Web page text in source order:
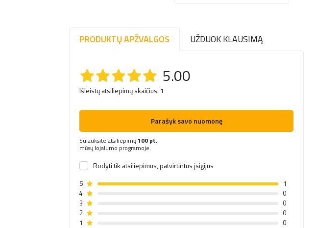
PRODUKTŲ APŽVALGOS UŽDUOK KLAUSIMĄ
5.00
Išleistų atsiliepimų skaičius: 1
Parašyk savo nuomonę
Sulauksite atsiliepimų100 pt.
mūsų lojalumo programoje.
Rodyti tik atsiliepimus, patvirtintus įsigijus
5
1
4
0
3
0
2
0
1
0